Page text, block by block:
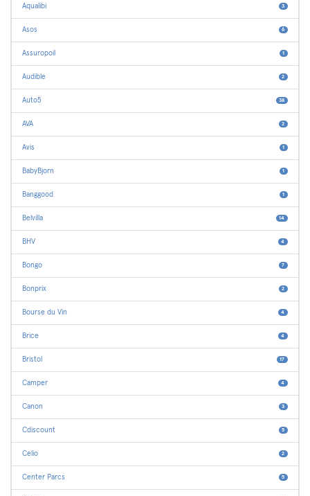
Aqualibi 3
Asos 6
Assuropoil 1
Audible 2
Auto5 38
AVA 2
Avis 1
BabyBjorn 1
Banggood 1
Belvilla 14
BHV 4
Bongo 7
Bonprix 2
Bourse du Vin 4
Brice 4
Bristol 17
Camper 4
Canon 3
Cdiscount 5
Celio 2
Center Parcs 5